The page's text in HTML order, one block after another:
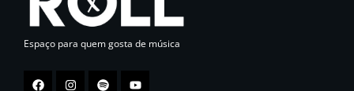
Espaço para quem gosta de música